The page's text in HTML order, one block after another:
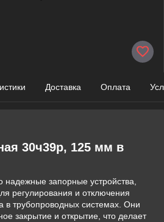
Доставка Оплата
30ч39р, 125 мм в
надежные запорные устройства,
регулирования и отключения
в трубопроводных системах. Они
закрытие и открытие, что делает